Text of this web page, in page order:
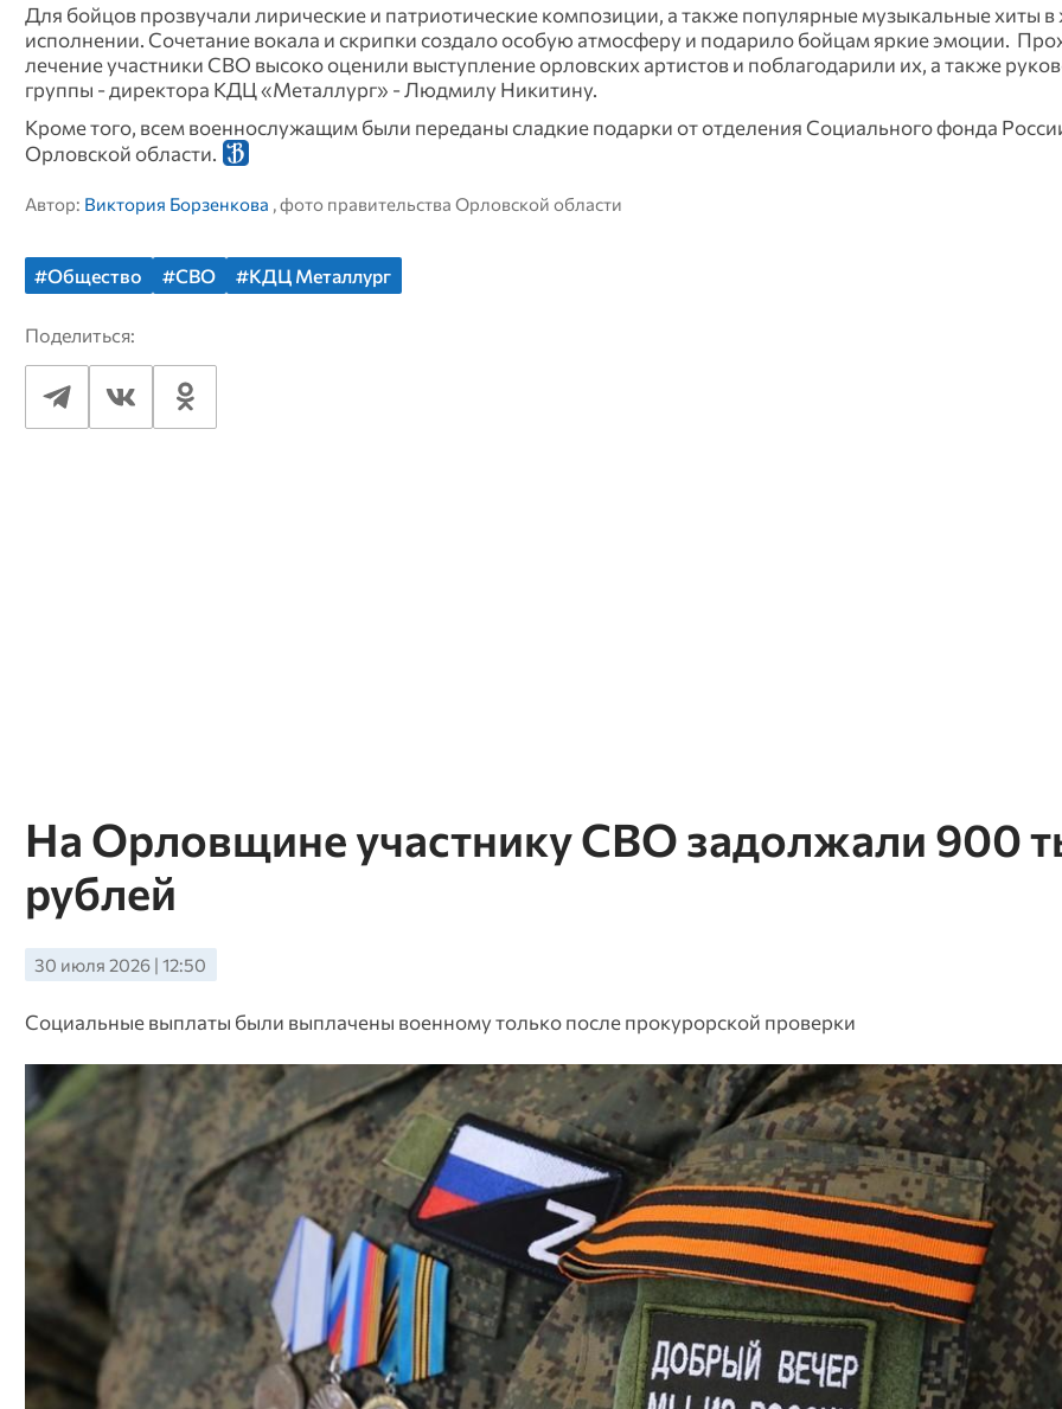
Для бойцов прозвучали лирические и патриотические композиции, а также популярные музыкальные хиты
исполнении. Сочетание вокала и скрипки создало особую атмосферу и подарило бойцам яркие эмоции.
лечение участники СВО высоко оценили выступление орловских артистов и поблагодарили их, а также
группы - директора КДЦ «Металлург» - Людмилу Никитину.
Кроме того, всем военнослужащим были переданы сладкие подарки от отделения Социального фонда
Орловской области.
Автор: Виктория Борзенкова , фото правительства Орловской области
#Общество #СВО #КДЦ Металлург
Поделиться:
На Орловщине участнику СВО задолжали 900
рублей
30 июля 2026 | 12:50
Социальные выплаты были выплачены военному только после прокурорской проверки